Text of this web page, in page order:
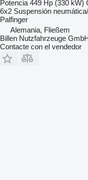
Potencia 449 Hp (330 kW)
6x2 Suspensión
Palfinger
Alemania, Fließem
Billen Nutzfahrzeuge
Contacte con el vendedor